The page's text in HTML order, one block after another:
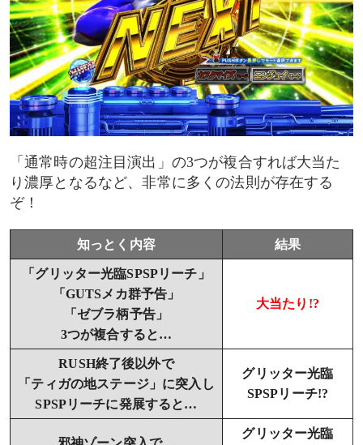
「通常時の超注目演出」の3つが複合すれば大当た
り濃厚となるなど、非常に多くの法則が存在する
ぞ！
知っとく内容 結果
「グリッター光臨SPSPリーチ」
「GUTSメカ群予告」
「ゼブラ柄予告」
3つが複合すると…
大当たり!?
RUSH終了後以外で
「ティガの地ステージ」に突入し
SPSPリーチに発展すると…
グリッター光臨
SPSPリーチ!?
グリッター光臨